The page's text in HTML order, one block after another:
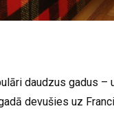
daudzus gadus
devušies uz